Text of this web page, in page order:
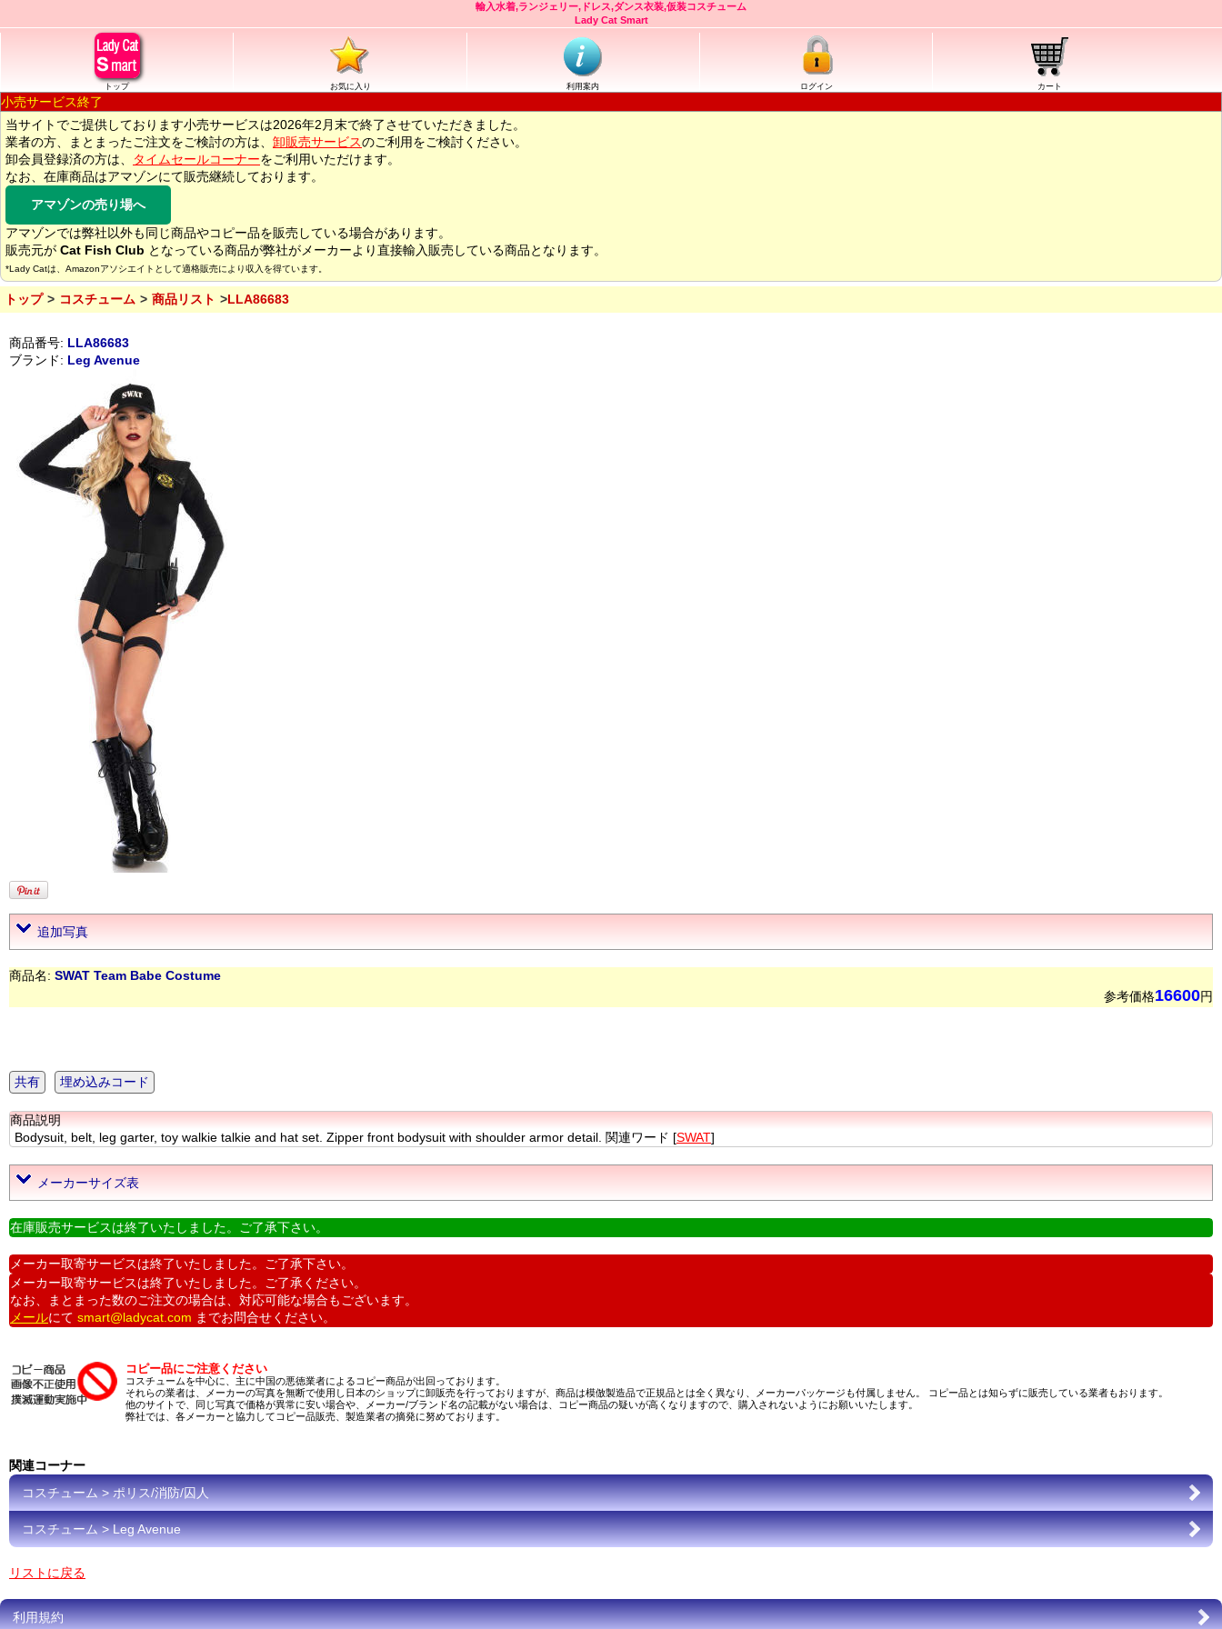
輸入水着,ランジェリー,ドレス,ダンス衣装,仮装コスチューム
Lady Cat Smart
トップ お気に入り 利用案内 ログイン カート
小売サービス終了
当サイトでご提供しております小売サービスは2026年2月末で終了させていただきました。
業者の方、まとまったご注文をご検討の方は、 卸販売サービスのご利用をご検討ください。
卸会員登録済の方は、
タイムセールコーナーをご利用いただけます。
なお、在庫商品はアマゾンにて販売継続しております。
アマゾンの売り場へ
アマゾンでは弊社以外も同じ商品やコピー品を販売している場合があります。
販売元が Cat Fish Club となっている商品が弊社がメーカーより直接輸入販売している商品となります。
*Lady Catは、Amazonアソシエイトとして適格販売により収入を得ています。
トップ コスチューム 商品リスト LLA86683
商品番号: LLA86683
ブランド: Leg Avenue
追加写真
商品名: SWAT Team Babe Costume
参考価格16600円
共有 埋め込みコード
商品説明
Bodysuit, belt, leg garter, toy walkie talkie and hat set. Zipper front bodysuit with shoulder armor detail. 関連ワード [SWAT]
メーカーサイズ表
在庫販売サービスは終了いたしました。ご了承下さい。
メーカー取寄サービスは終了いたしました。ご了承下さい。
メーカー取寄サービスは終了いたしました。ご了承ください。
なお、まとまった数のご注文の場合は、対応可能な場合もございます。
メールにて smart@ladycat.com までお問合せください。
コピー品にご注意ください
コスチュームを中心に、主に中国の悪徳業者によるコピー商品が出回っております。
それらの業者は、メーカーの写真を無断で使用し日本のショップに卸販売を行っておりますが、商品は模倣製造品で正規品とは全く異なり、メーカーパッケージも付属しません。 コピー品とは知らずに販売している業者もおります。
他のサイトで、同じ写真で価格が異常に安い場合や、メーカー/ブランド名の記載がない場合は、コピー商品の疑いが高くなりますので、購入されないようにお願いいたします。
弊社では、各メーカーと協力してコピー品販売、製造業者の摘発に努めております。
関連コーナー
コスチューム > ポリス/消防/囚人
コスチューム > Leg Avenue
リストに戻る
利用規約